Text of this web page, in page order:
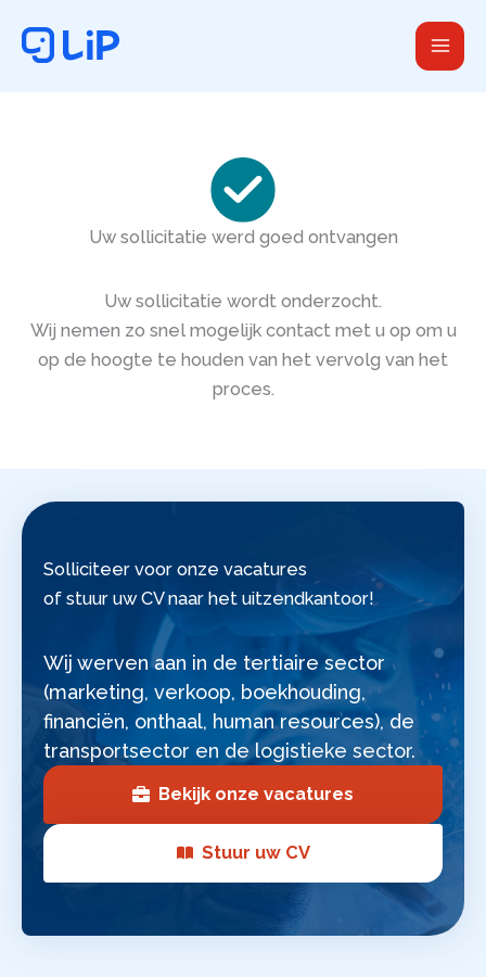
naar
Uw sollicitatie werd goed ontvangen
Uw sollicitatie wordt onderzocht.
Wij nemen zo snel mogelijk contact met u op om u
op de hoogte te houden van het vervolg van het
proces.
Solliciteer voor onze vacatures
of stuur uw CV naar het uitzendkantoor!
Wij werven aan in de tertiaire sector
(marketing, verkoop, boekhouding,
financiën, onthaal, human resources), de
transportsector en de logistieke sector.
Bekijk onze vacatures
Stuur uw CV